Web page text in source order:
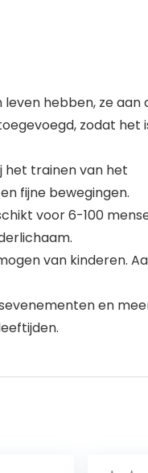
leven hebben, ze aan
zodat het
het trainen van het
fijne bewegingen.
voor 6-100
van kinderen.
en